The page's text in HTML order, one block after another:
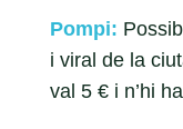
Pompi:
i viral de la
val 5 € i n’hi